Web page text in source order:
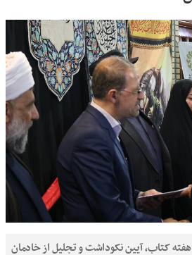
کتاب، آیین نکوداشت و تجلیل از خادمان